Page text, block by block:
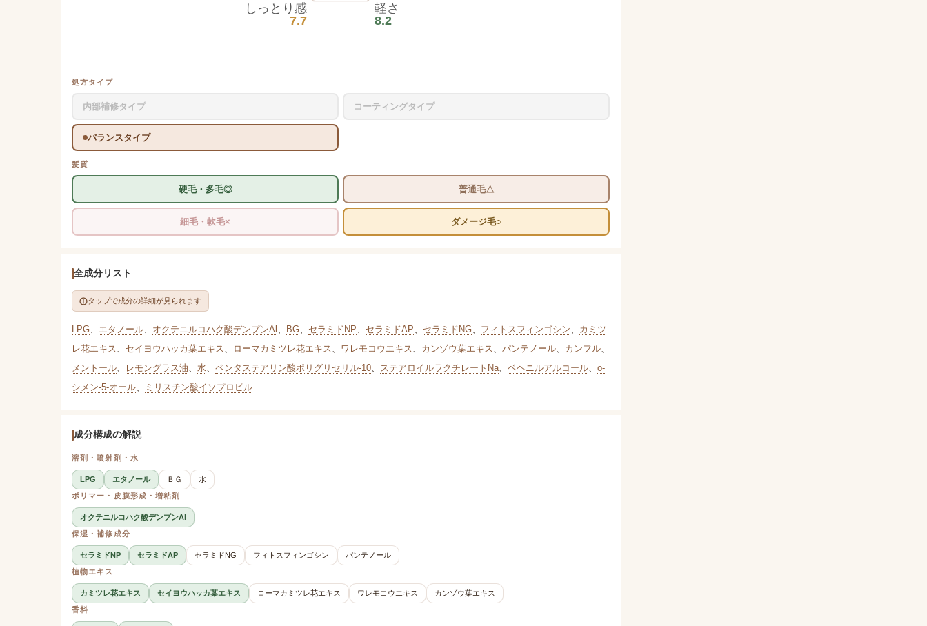
軽さ
8.2
しっとり感
7.7
処方タイプ
内部補修タイプ コーティングタイプ
バランスタイプ
髪質
硬毛・多毛◎ 普通毛△
細毛・軟毛× ダメージ毛○
全成分リスト
タップで成分の詳細が見られます
LPG、 エタノール、 オクテニルコハク酸デンプンAl 、 BG、 セラミドNP、 セラミドAP、 セラミドNG、 フィトスフィンゴシン、 カミツ
レ花エキス、 セイヨウハッカ葉エキス、 ローマカミツレ花エキス、 ワレモコウエキス、 カンゾウ葉エキス、 パンテノール、 カンフル、
メントール、 レモングラス油、 水、 ペンタステアリン酸ポリグリセリル-10、 ステアロイルラクチレートNa、 ベヘニルアルコール、 o-
シメン-5-オール、 ミリスチン酸イソプロピル
成分構成の解説
溶剤・噴射剤・水
LPG エタノール ＢＧ
水
ポリマー・皮膜形成・増粘剤
オクテニルコハク酸デンプンAl
保湿・補修成分
セラミドNP セラミドAP セラミドNG フィトスフィンゴシン
パンテノール
植物エキス
カミツレ花エキス セイヨウハッカ葉エキス ローマカミツレ花エキス ワレモコウエキス
カンゾウ葉エキス
香料